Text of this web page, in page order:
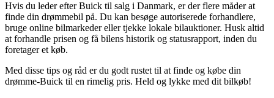
Hvis du leder efter Buick til salg i Danmark, er der flere måder at
finde din drømmebil på. Du kan besøge autoriserede forhandlere,
bruge online bilmarkeder eller tjekke lokale bilauktioner. Husk altid
at forhandle prisen og få bilens historik og statusrapport, inden du
foretager et køb.
Med disse tips og råd er du godt rustet til at finde og købe din
drømme-Buick til en rimelig pris. Held og lykke med dit bilkøb!